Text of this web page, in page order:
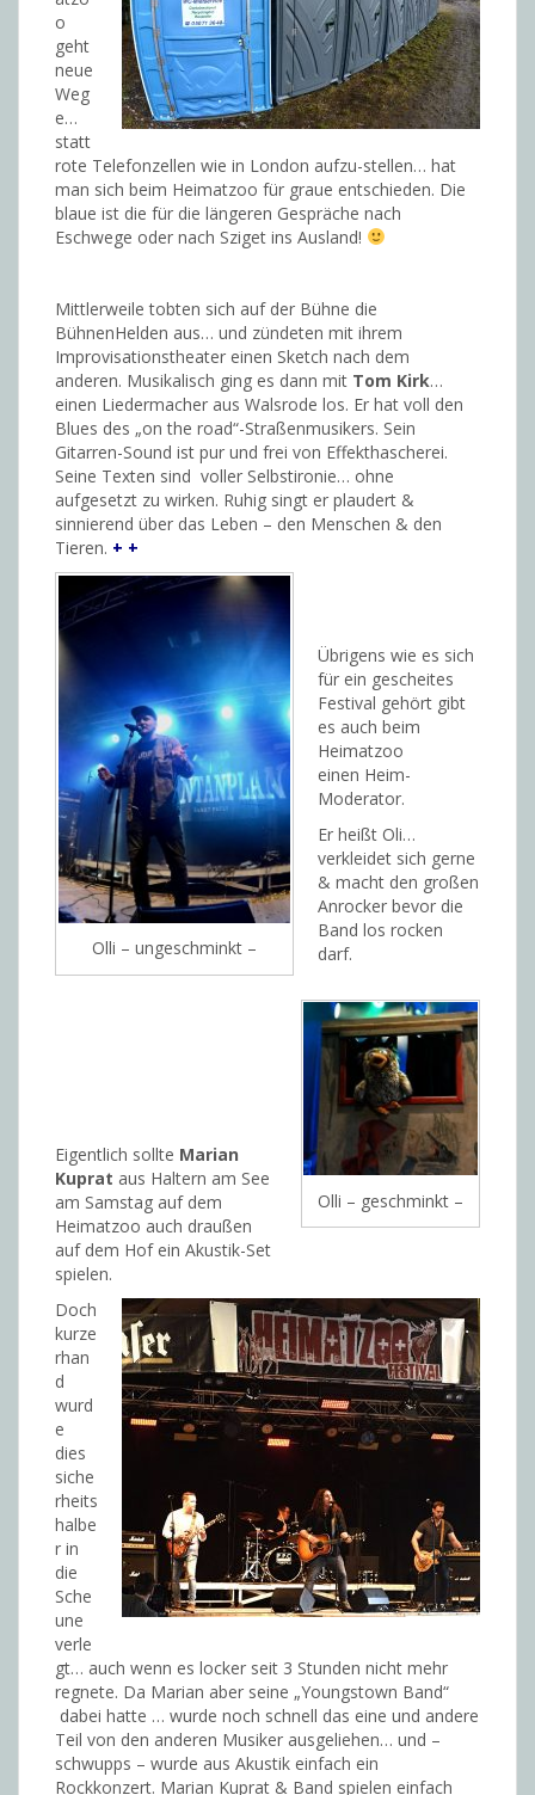
o
geht
neue
Weg
e…
statt
rote Telefonzellen wie in London aufzu-stellen… hat
man sich beim Heimatzoo für graue entschieden. Die
blaue ist die für die längeren Gespräche nach
Eschwege oder nach Sziget ins Ausland!
Mittlerweile tobten sich auf der Bühne die
BühnenHelden aus… und zündeten mit ihrem
Improvisationstheater einen Sketch nach dem
anderen. Musikalisch ging es dann mit Tom Kirk…
einen Liedermacher aus Walsrode los. Er hat voll den
Blues des „on the road“-Straßenmusikers. Sein
Gitarren-Sound ist pur und frei von Effekthascherei.
Seine Texten sind voller Selbstironie… ohne
aufgesetzt zu wirken. Ruhig singt er plaudert &
sinnierend über das Leben – den Menschen & den
Tieren. + +
Olli – ungeschminkt –
Olli – geschminkt –
Übrigens wie es sich
für ein gescheites
Festival gehört gibt
es auch beim
Heimatzoo
einen Heim-
Moderator.
Er heißt Oli…
verkleidet sich gerne
& macht den großen
Anrocker bevor die
Band los rocken
darf.
Eigentlich sollte Marian
Kuprat aus Haltern am See
am Samstag auf dem
Heimatzoo auch draußen
auf dem Hof ein Akustik-Set
spielen.
Doch
kurze
rhan
d
wurd
e
dies
siche
rheits
halbe
r in
die
Sche
une
verle
gt… auch wenn es locker seit 3 Stunden nicht mehr
regnete. Da Marian aber seine „Youngstown Band“
dabei hatte … wurde noch schnell das eine und andere
Teil von den anderen Musiker ausgeliehen… und –
schwupps – wurde aus Akustik einfach ein
Rockkonzert. Marian Kuprat & Band spielen einfach